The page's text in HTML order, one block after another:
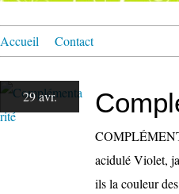
Accueil Contact
29 avr.
acidulé Violet,
ils la couleur